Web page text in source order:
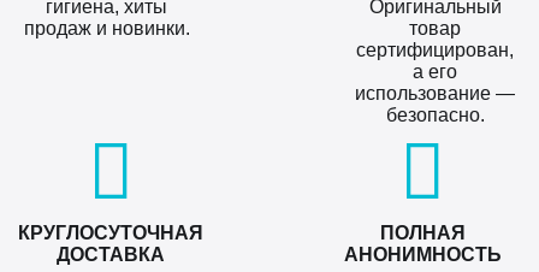
гигиена, хиты
продаж и новинки.
Оригинальный
товар
сертифицирован,
а его
использование —
безопасно.
КРУГЛОСУТОЧНАЯ
ДОСТАВКА
ПОЛНАЯ
АНОНИМНОСТЬ